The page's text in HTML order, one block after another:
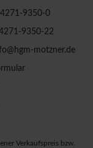
9350-0
9350-22
motzner.de
Verkaufspreis bzw.